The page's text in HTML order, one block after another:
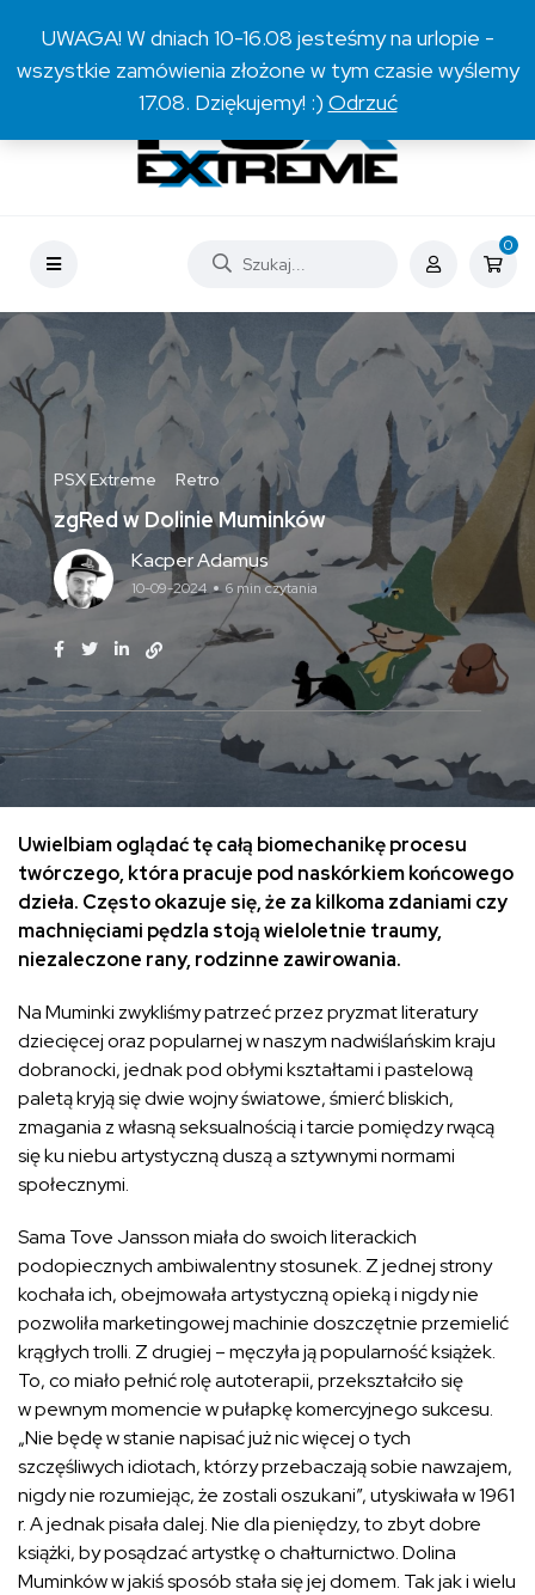
UWAGA! W dniach 10-16.08 jesteśmy na urlopie -
wszystkie zamówienia złożone w tym czasie wyślemy
17.08. Dziękujemy! :) Odrzuć
O nas Współpraca Kontakt Sklep
0
PSX Extreme Retro
zgRed w Dolinie Muminków
Kacper Adamus
10-09-2024 6 min czytania
Uwielbiam oglądać tę całą biomechanikę procesu
twórczego, która pracuje pod naskórkiem końcowego
dzieła. Często okazuje się, że za kilkoma zdaniami czy
machnięciami pędzla stoją wieloletnie traumy,
niezaleczone rany, rodzinne zawirowania.
Na Muminki zwykliśmy patrzeć przez pryzmat literatury
dziecięcej oraz popularnej w naszym nadwiślańskim kraju
dobranocki, jednak pod obłymi kształtami i pastelową
paletą kryją się dwie wojny światowe, śmierć bliskich,
zmagania z własną seksualnością i tarcie pomiędzy rwącą
się ku niebu artystyczną duszą a sztywnymi normami
społecznymi.
Sama Tove Jansson miała do swoich literackich
podopiecznych ambiwalentny stosunek. Z jednej strony
kochała ich, obejmowała artystyczną opieką i nigdy nie
pozwoliła marketingowej machinie doszczętnie przemielić
krągłych trolli. Z drugiej – męczyła ją popularność książek.
To, co miało pełnić rolę autoterapii, przekształciło się
w pewnym momencie w pułapkę komercyjnego sukcesu.
„Nie będę w stanie napisać już nic więcej o tych
szczęśliwych idiotach, którzy przebaczają sobie nawzajem,
nigdy nie rozumiejąc, że zostali oszukani”, utyskiwała w 1961
r. A jednak pisała dalej. Nie dla pieniędzy, to zbyt dobre
książki, by posądzać artystkę o chałturnictwo. Dolina
Muminków w jakiś sposób stała się jej domem. Tak jak i wielu